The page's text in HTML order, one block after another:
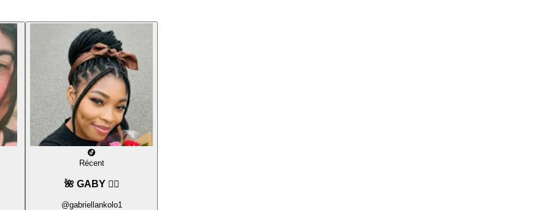
Récent
🌺 GABY ❤️‍🔥
@gabriellankolo1